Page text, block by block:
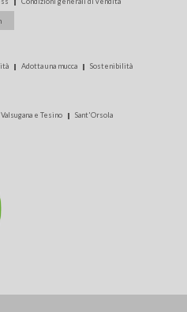
Adotta una mucca Sostenibilità
e Tesino Sant'Orsola